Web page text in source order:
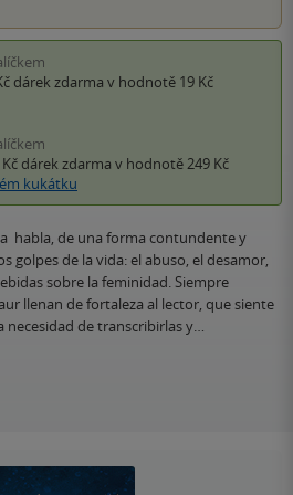
dárek zdarma v hodnotě 19 Kč
dárek zdarma v hodnotě 249 Kč
kukátku
habla, de una forma contundente y
golpes de la vida: el abuso, el desamor,
sobre la feminidad. Siempre
llenan de fortaleza al lector, que siente
necesidad de transcribirlas y…